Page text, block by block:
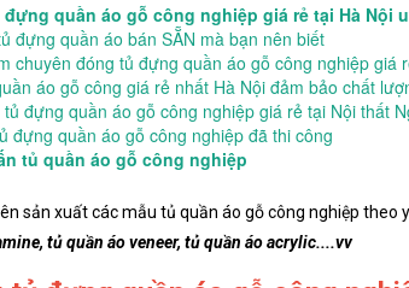
quần áo gỗ công nghiệp giá rẻ tại Hà Nội
đựng quần áo bán SẴN mà bạn nên biết
chuyên đóng tủ đựng quần áo gỗ công nghiệp giá
áo gỗ công giá rẻ nhất Hà Nội đảm bảo chất
đựng quần áo gỗ công nghiệp giá rẻ tại Nội thất
đựng quần áo gỗ công nghiệp đã thi công
tủ quần áo gỗ công nghiệp
sản xuất các mẫu tủ quần áo gỗ công nghiệp
tủ quần áo veneer, tủ quần áo acrylic....vv